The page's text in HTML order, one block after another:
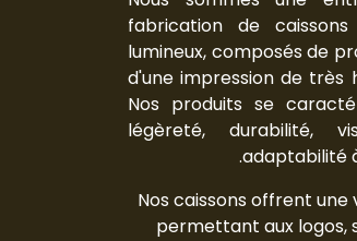
fabrication de
lumineux, composés de
d'une impression de très
Nos produits se
légèreté, durabilité,
adaptabilité
Nos caissons offrent
permettant aux logos,